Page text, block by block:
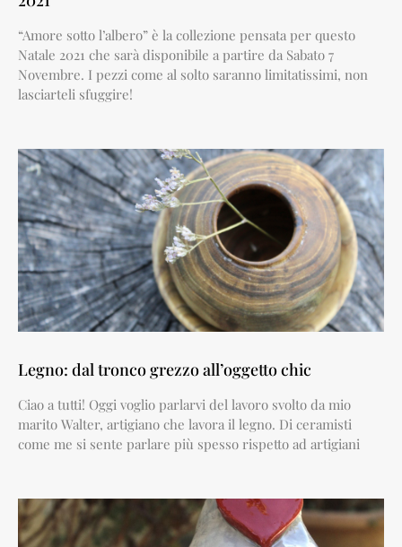
“Amore sotto l’albero” è la collezione pensata per questo
Natale 2021 che sarà disponibile a partire da Sabato 7
Novembre. I pezzi come al solto saranno limitatissimi, non
lasciarteli sfuggire!
Legno: dal tronco grezzo all’oggetto chic
Ciao a tutti! Oggi voglio parlarvi del lavoro svolto da mio
marito Walter, artigiano che lavora il legno. Di ceramisti
come me si sente parlare più spesso rispetto ad artigiani